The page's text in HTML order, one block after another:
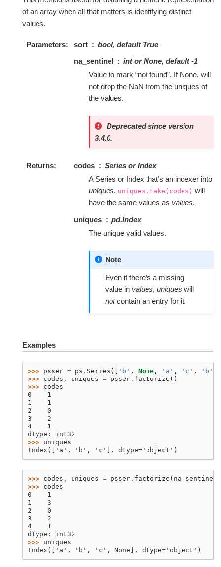
of an array when all that matters is identifying distinct
values.
Parameters sort
bool, default True
na_sentinel
int or None, default -1
Value to mark “not found”. If None, will
not drop the NaN from the uniques of
the values.
Deprecated since version
3.4.0.
Returns codes
Series or Index
A Series or Index that’s an indexer into
uniques. uniques.take(codes) will
have the same values as values.
uniques
pd.Index
The unique valid values.
Note
Even if there’s a missing
value in values, uniques will
notcontain an entry for it.
Examples
>>> psser = ps . Series ([ 'b' , None , 'a' , 'c' , 'b'
>>> codes , uniques = psser . factorize ()
>>> codes
0    1
1   -1
2    0
3    2
4    1
dtype: int32
>>> uniques
Index(['a', 'b', 'c'], dtype='object')
>>> codes , uniques = psser . factorize ( na_sentinel
>>> codes
0    1
1    3
2    0
3    2
4    1
dtype: int32
>>> uniques
Index(['a', 'b', 'c', None], dtype='object')